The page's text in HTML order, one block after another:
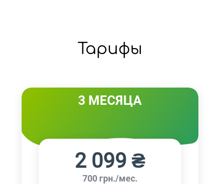
Тарифы
3 МЕСЯЦА
2 099 ₴
700 грн./мес.